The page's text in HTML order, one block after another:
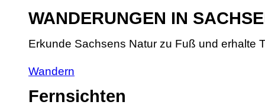
WANDERUNGEN IN
Erkunde Sachsens Natur zu Fuß und erhalte
Wandern
Fernsichten